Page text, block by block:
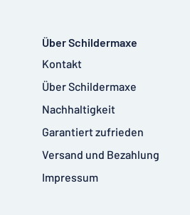
Über Schildermaxe
Kontakt
Über Schildermaxe
Nachhaltigkeit
Garantiert zufrieden
Versand und Bezahlung
Impressum